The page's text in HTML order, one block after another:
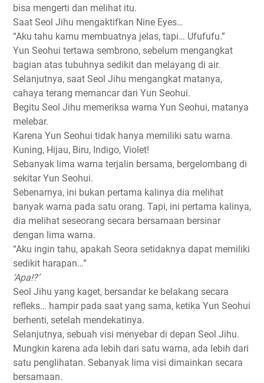
bisa mengerti dan melihat itu.
Saat Seol Jihu mengaktifkan Nine Eyes…
“Aku tahu kamu membuatnya jelas, tapi… Ufufufu.”
Yun Seohui tertawa sembrono, sebelum mengangkat
bagian atas tubuhnya sedikit dan melayang di air.
Selanjutnya, saat Seol Jihu mengangkat matanya,
cahaya terang memancar dari Yun Seohui.
Begitu Seol Jihu memeriksa warna Yun Seohui, matanya
melebar.
Karena Yun Seohui tidak hanya memiliki satu warna.
Kuning, Hijau, Biru, Indigo, Violet!
Sebanyak lima warna terjalin bersama, bergelombang di
sekitar Yun Seohui.
Sebenarnya, ini bukan pertama kalinya dia melihat
banyak warna pada satu orang. Tapi, ini pertama kalinya,
dia melihat seseorang secara bersamaan bersinar
dengan lima warna.
“Aku ingin tahu, apakah Seora setidaknya dapat memiliki
sedikit harapan…”
‘Apa!?’
Seol Jihu yang kaget, bersandar ke belakang secara
refleks… hampir pada saat yang sama, ketika Yun Seohui
berhenti, setelah mendekatinya.
Selanjutnya, sebuah visi menyebar di depan Seol Jihu.
Mungkin karena ada lebih dari satu warna, ada lebih dari
satu penglihatan. Sebanyak lima visi dimainkan secara
bersamaan.